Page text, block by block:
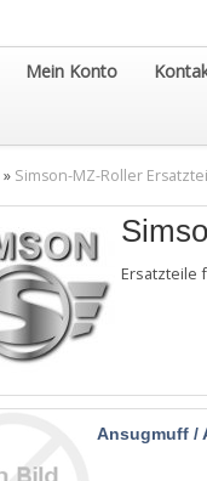
Mein Konto
» Simson-MZ-Roller
Ersatzteile
Ansugmuff /